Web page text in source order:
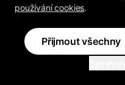
používání cookies.
Přijmout všechny